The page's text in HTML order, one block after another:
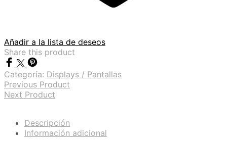
Añadir a la lista de deseos
Share this product
Categoría: Displays / Pantallas
Previous Product
Next Product
Descripción
Información adicional